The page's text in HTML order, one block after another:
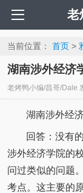
老
当前位置： 首页>
湖南涉外经济
老烤鸭小编/昌哥/Dale
湖南涉外经
回答：没有
涉外经济学院的
问过类似的问题
考点。这主要的